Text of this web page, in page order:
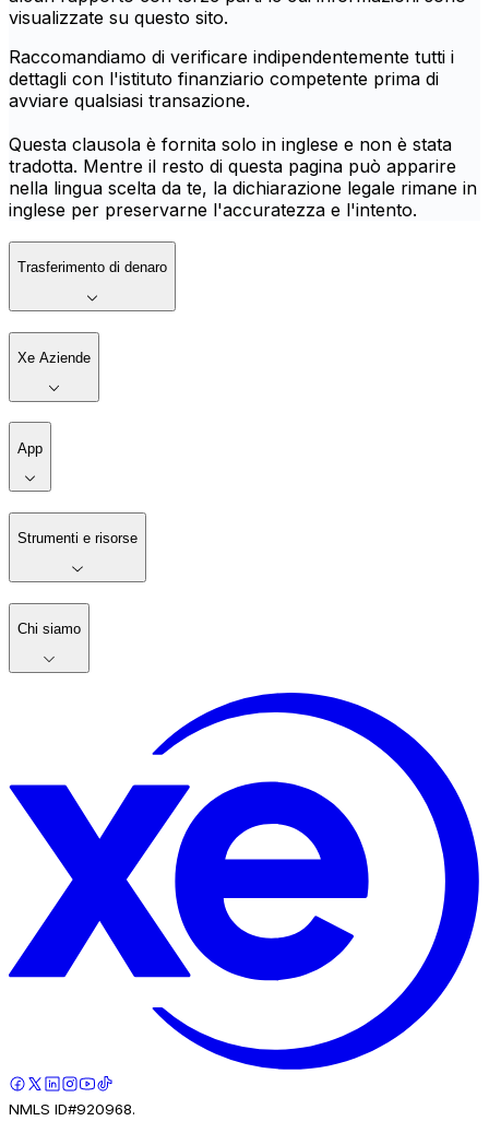
visualizzate su questo sito.
Raccomandiamo di verificare indipendentemente tutti i
dettagli con l'istituto finanziario competente prima di
avviare qualsiasi transazione.
Questa clausola è fornita solo in inglese e non è stata
tradotta. Mentre il resto di questa pagina può apparire
nella lingua scelta da te, la dichiarazione legale rimane in
inglese per preservarne l'accuratezza e l'intento.
Trasferimento di denaro
Xe Aziende
App
Strumenti e risorse
Chi siamo
NMLS ID#920968.